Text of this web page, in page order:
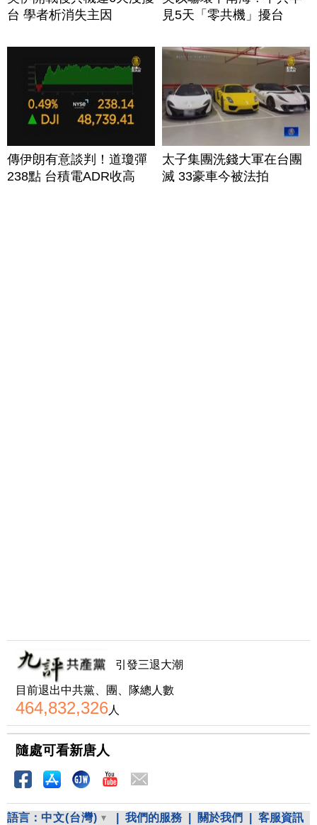
台 學者析消失主因
見5天「零共機」擾台
傳伊朗有意談判！道瓊彈
238點 台積電ADR收高
太子集團洗錢大軍在台團
滅 33豪車今被法拍
引發三退大潮
目前退出中共黨、團、隊總人數
464,832,326人
隨處可看新唐人
語言： 中文(台灣) 我們的服務 關於我們 客服資訊